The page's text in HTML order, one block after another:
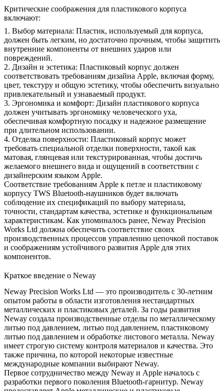
Критические соображения для пластикового корпуса
включают:
1. Выбор материала: Пластик, используемый для корпуса,
должен быть легким, но достаточно прочным, чтобы защитить
внутренние компоненты от внешних ударов или
повреждений.
2. Дизайн и эстетика: Пластиковый корпус должен
соответствовать требованиям дизайна Apple, включая форму,
цвет, текстуру и общую эстетику, чтобы обеспечить визуально
привлекательный и узнаваемый продукт.
3. Эргономика и комфорт: Дизайн пластикового корпуса
должен учитывать эргономику человеческого уха,
обеспечивая комфортную посадку и надежное размещение
при длительном использовании.
4. Отделка поверхности: Пластиковый корпус может
требовать специальной отделки поверхности, такой как
матовая, глянцевая или текстурированная, чтобы достичь
желаемого внешнего вида и ощущений в соответствии с
дизайнерским языком Apple.
Соответствие требованиям Apple к петле и пластиковому
корпусу TWS Bluetooth-наушников будет включать
соблюдение их спецификаций по выбору материала,
точности, стандартам качества, эстетике и функциональным
характеристикам. Как упоминалось ранее, Neway Precision
Works Ltd должна обеспечить соответствие своих
производственных процессов управлению цепочкой поставок
и соображениям устойчивого развития Apple для этих
компонентов.
Краткое введение о Neway
Neway Precision Works Ltd — это производитель с 30-летним
опытом работы в области изготовления нестандартных
металлических и пластиковых деталей. За годы развития
Neway создала производственные отделы по металлическому
литью под давлением, литью под давлением, пластиковому
литью под давлением и обработке листового металла. Neway
имеет строгую систему контроля материалов и качества. Это
также причина, по которой некоторые известные
международные компании выбирают Neway.
Первое сотрудничество между Neway и Apple началось с
разработки первого поколения Bluetooth-гарнитур. Neway